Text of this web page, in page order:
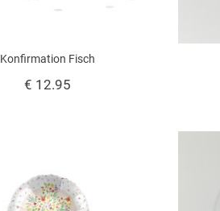
Konfirmation Fisch
€ 12.95